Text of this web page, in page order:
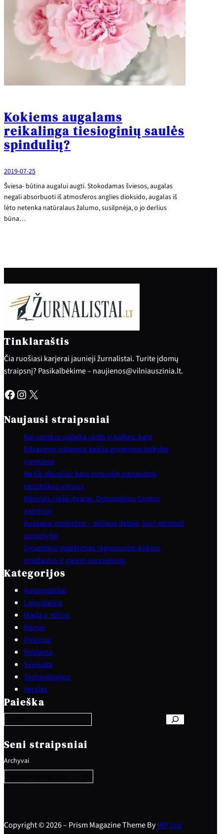
Kokiems augalams
reikalinga tiesioginių saulės
spindulių?
2019-07-25
Šviesa- būtina augalui augti. Stokodamas šviesos, augalas
negali absorbuoti iš atmosferos anglies dioksido, augalas iš
lėto netenka natūralaus žalumo, susilpnėja, o jo derlius
būna…
Tinklaraštis
Čia ruošiasi karjerai jaunieji žurnalistai. Turite įdomų
straipsnį? Pasikalbėkime – naujienos@vilniauszinia.lt.
Facebook Instagram X
Naujausi straipsniai
Kai vanduo palieka rūdis ir kalkes: kaip
filtravimo sistemos keičia gyvenimo kokybę
namuose
Ne tik obuoliai: kaip virtuvėje panaudoti
egzotiškus vaisius
Alkūnės-riešo įtvarai. Ortopedijos Centro
gaminiai
Auskarai moterims – stiliaus detalė, kuri atspindi
asmenybę
Gyventojų mažėjimas regionuose: kokios
priežastys ir galimi sprendimai
Kategorijos
Automobiliai
Laisvalaikis
Mada ir stilius
Namai
Pirkiniai
Reklama
Sveikata
Technologijos
Verslas
Paieška
e
a
c
h
Seni straipsniai
Archyvai
Copyright © 2026 – Prism Magazine Theme ByWPTop